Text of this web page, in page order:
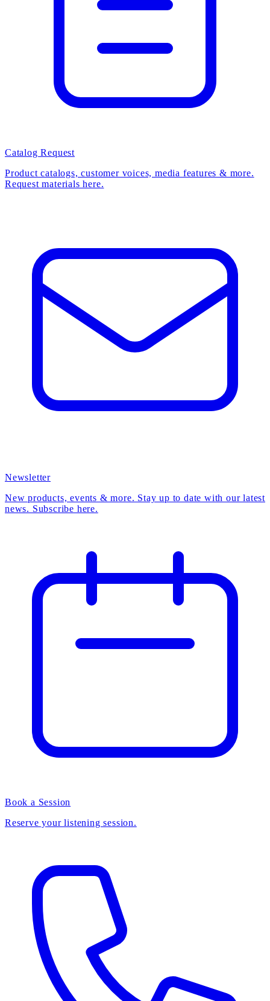
Catalog Request
Product catalogs, customer voices, media features & more.
Request materials here.
Newsletter
New products, events & more. Stay up to date with our latest
news. Subscribe here.
Book a Session
Reserve your listening session.